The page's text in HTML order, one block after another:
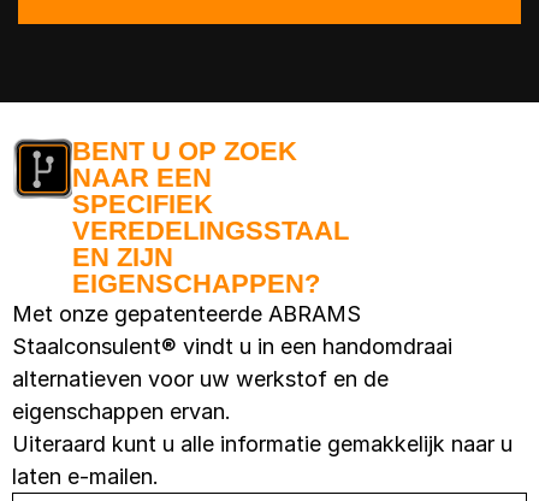
BENT U OP ZOEK
NAAR EEN
SPECIFIEK
VEREDELINGSSTAAL
EN ZIJN
EIGENSCHAPPEN?
Met onze gepatenteerde ABRAMS
Staalconsulent® vindt u in een handomdraai
alternatieven voor uw werkstof en de
eigenschappen ervan.
Uiteraard kunt u alle informatie gemakkelijk naar u
laten e-mailen.